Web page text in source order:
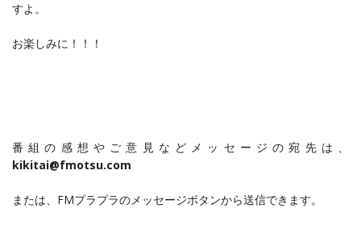
すよ。
お楽しみに！！！
番組の感想やご意見などメッセージの宛先は、
kikitai@fmotsu.com
または、FMプラプラのメッセージボタンから送信できます。